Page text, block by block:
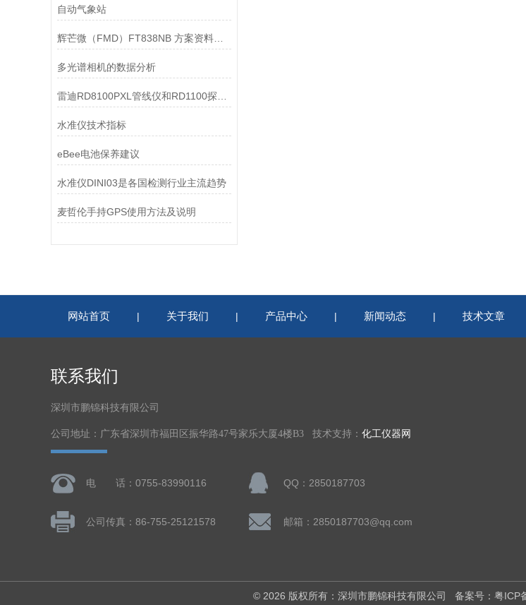
自动气象站
辉芒微（FMD）FT838NB 方案资料与电路图
多光谱相机的数据分析
水准仪技术指标
eBee电池保养建议
水准仪DINI03是各国检测行业主流趋势
麦哲伦手持GPS使用方法及说明
网站首页 | 关于我们 | 产品中心 | 新闻动态 | 技术文章
联系我们
深圳市鹏锦科技有限公司
公司地址：广东省深圳市福田区振华路47号家乐大厦4楼B3 技术支持： 化工仪器网
电 话：0755-83990116 QQ：2850187703
公司传真：86-755-25121578 邮箱：2850187703@qq.com
© 2026 版权所有：深圳市鹏锦科技有限公司 备案号：粤ICP